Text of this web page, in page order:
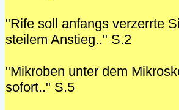
"Rife soll anfangs verzerrte
steilem Anstieg.." S.2
"Mikroben unter dem
sofort.." S.5